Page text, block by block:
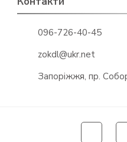
096-726-40-45
zokdl@ukr.net
Запоріжжя, пр.